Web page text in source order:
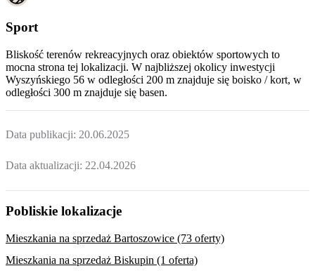
Sport
Bliskość terenów rekreacyjnych oraz obiektów sportowych to
mocna strona tej lokalizacji. W najbliższej okolicy inwestycji
Wyszyńskiego 56 w odległości 200 m znajduje się boisko / kort, w
odległości 300 m znajduje się basen.
Data publikacji: 20.06.2025
Data aktualizacji: 22.04.2026
Pobliskie lokalizacje
Mieszkania na sprzedaż Bartoszowice (73 oferty)
Mieszkania na sprzedaż Biskupin (1 oferta)